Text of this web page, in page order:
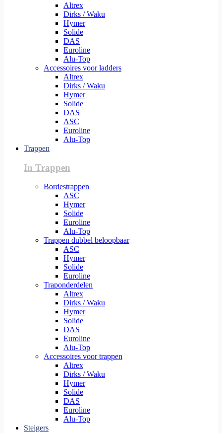
Altrex
Dirks / Waku
Hymer
Solide
DAS
Euroline
Alu-Top
Accessoires voor ladders
Altrex
Dirks / Waku
Hymer
Solide
DAS
ASC
Euroline
Alu-Top
Trappen
In Trappen
Bordestrappen
ASC
Hymer
Solide
Euroline
Alu-Top
Trappen dubbel beloopbaar
ASC
Hymer
Solide
Euroline
Traponderdelen
Altrex
Dirks / Waku
Hymer
Solide
DAS
Euroline
Alu-Top
Accessoires voor trappen
Altrex
Dirks / Waku
Hymer
Solide
DAS
Euroline
Alu-Top
Steigers